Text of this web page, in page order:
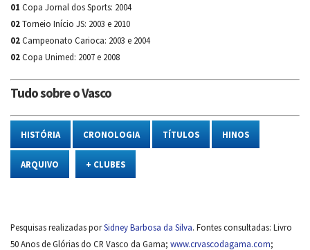
01 Copa Jornal dos Sports: 2004
02Torneio Início JS: 2003 e 2010
02Campeonato Carioca: 2003 e 2004
02Copa Unimed: 2007 e 2008
Tudo sobre o Vasco
HISTÓRIA CRONOLOGIA TÍTULOS HINOS
ARQUIVO + CLUBES
Pesquisas realizadas porSidney Barbosa da Silva. Fontes consultadas: Livro
50 Anos de Glórias do CR Vasco da Gama; www.crvascodagama.com;